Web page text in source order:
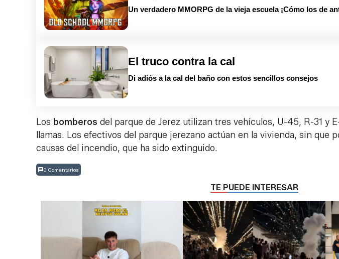
Un verdadero MMORPG de la vieja escuela ¡Cómo los de
El truco contra la cal
Di adiós a la cal del baño con estos sencillos consejos
Los bomberos del parque de Jerez utilizan tres vehículos, U-45, R-31 y
llamas. Los efectivos del parque jerezano actúan en la vivienda, sin que
causas del incendio, que ha sido extinguido.
0 Comentarios
TE PUEDE INTERESAR